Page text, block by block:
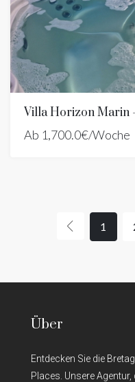
Ab 1,700.0€/Woche
1
Über
Entdecken Sie die
Places. Unsere